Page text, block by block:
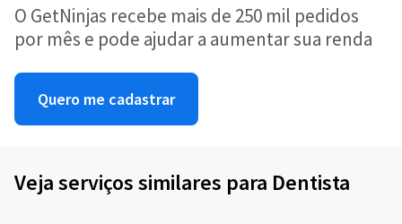
O GetNinjas recebe mais de 250 mil pedidos
por mês e pode ajudar a aumentar sua renda
Quero me cadastrar
Veja serviços similares para Dentista